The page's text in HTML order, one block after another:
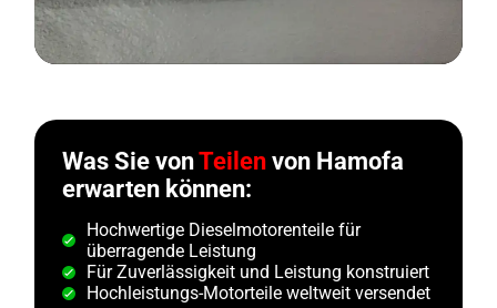
Was Sie vonTeilen von Hamofa
erwarten können:
Hochwertige Dieselmotorenteile für
überragende Leistung
Für Zuverlässigkeit und Leistung konstruiert
Hochleistungs-Motorteile weltweit versendet